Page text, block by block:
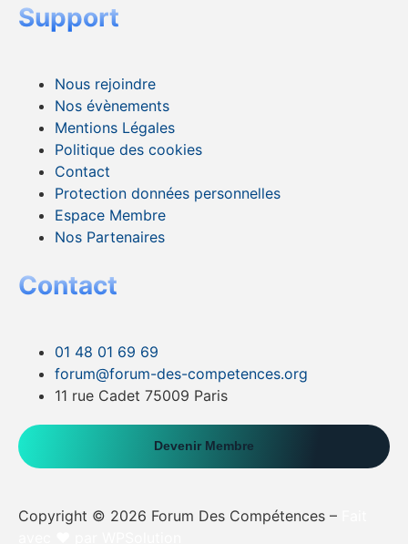
Support
Nous rejoindre
Nos évènements
Mentions Légales
Politique des cookies
Contact
Protection données personnelles
Espace Membre
Nos Partenaires
Contact
01 48 01 69 69
forum@forum-des-competences.org
11 rue Cadet 75009 Paris
Devenir Membre
Copyright © 2026 Forum Des Compétences –